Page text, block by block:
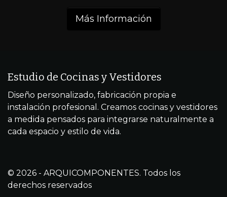
Más Información
Estudio de Cocinas y Vestidores
Diseño personalizado, fabricación propia e
instalación profesional. Creamos cocinas y vestidores
a medida pensados para integrarse naturalmente a
cada espacio y estilo de vida.
© 2026 - ARQUICOMPONENTES. Todos los
derechos reservados